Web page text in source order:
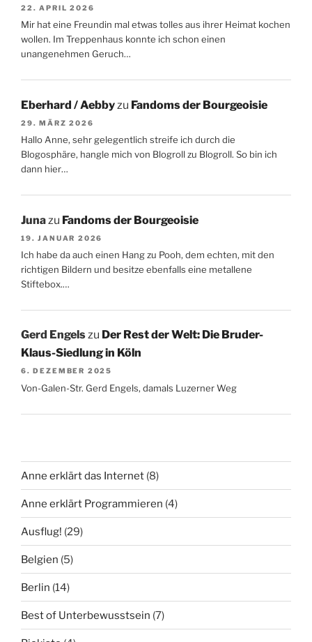
22. APRIL 2026
Mir hat eine Freundin mal etwas tolles aus ihrer Heimat kochen
wollen. Im Treppenhaus konnte ich schon einen
unangenehmen Geruch…
Eberhard / Aebbyzu Fandoms der Bourgeoisie
29. MÄRZ 2026
Hallo Anne, sehr gelegentlich streife ich durch die
Blogosphäre, hangle mich von Blogroll zu Blogroll. So bin ich
dann hier…
Juna zu Fandoms der Bourgeoisie
19. JANUAR 2026
Ich habe da auch einen Hang zu Pooh, dem echten, mit den
richtigen Bildern und besitze ebenfalls eine metallene
Stiftebox.…
Gerd Engelszu Der Rest der Welt: Die Bruder-
Klaus-Siedlung in Köln
6. DEZEMBER 2025
Von-Galen-Str. Gerd Engels, damals Luzerner Weg
Anne erklärt das Internet (8)
Anne erklärt Programmieren (4)
Ausflug! (29)
Belgien (5)
Berlin (14)
Best of Unterbewusstsein (7)